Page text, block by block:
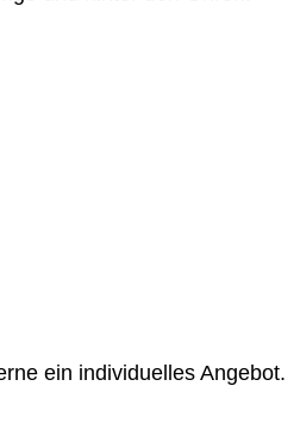
ein individuelles Angebot.